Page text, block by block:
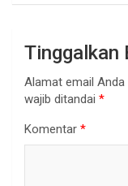
Tinggalkan
Alamat email Anda
wajib ditandai *
Komentar *